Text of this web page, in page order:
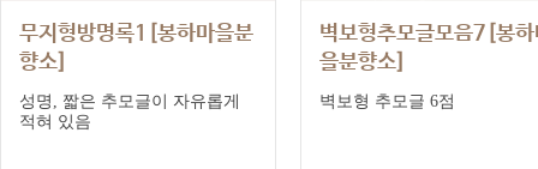
무지형방명록1[봉하마을분
향소]
성명, 짧은 추모글이 자유롭게
적혀 있음
벽보형추모글모음7[봉
을분향소]
벽보형 추모글 6점